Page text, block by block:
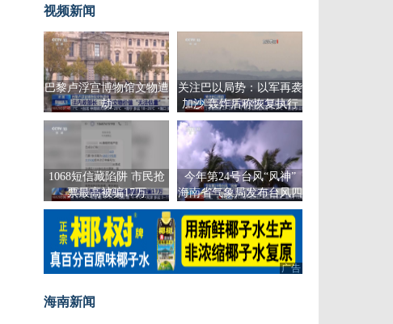
视频新闻
巴黎卢浮宫博物馆文物遭
劫
关注巴以局势：以军再袭
加沙 轰炸后称恢复执行
停火
1068短信藏陷阱 市民抢
票最高被骗17万
今年第24号台风“风神”
海南省气象局发布台风四
级预警
广告
海南新闻